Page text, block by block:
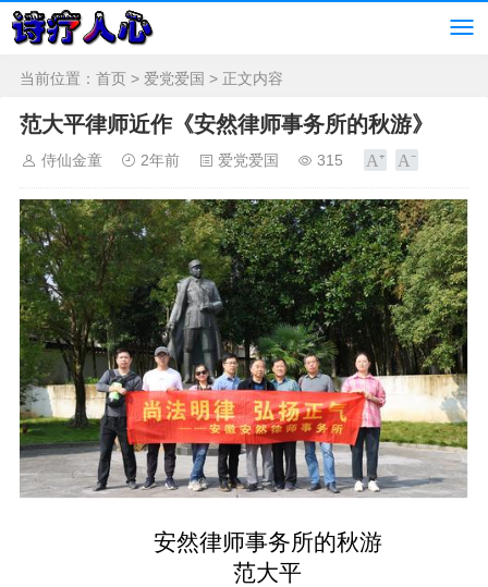
当前位置： 首页 > 爱党爱国 > 正文内容
范大平律师近作《安然律师事务所的秋游》
侍仙金童 2年前 爱党爱国 315
安然律师事务所的秋游
范大平